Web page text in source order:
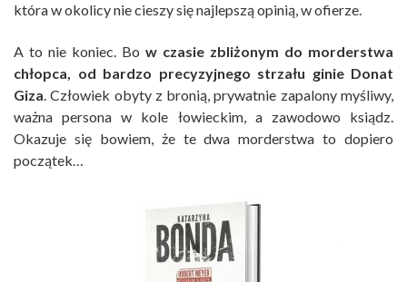
która w okolicy nie cieszy się najlepszą opinią, w ofierze.
A to nie koniec. Bo w czasie zbliżonym do morderstwa
chłopca, od bardzo precyzyjnego strzału ginie Donat
Giza. Człowiek obyty z bronią, prywatnie zapalony myśliwy,
ważna persona w kole łowieckim, a zawodowo ksiądz.
Okazuje się bowiem, że te dwa morderstwa to dopiero
początek…